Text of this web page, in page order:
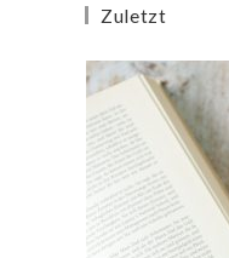
Zuletzt